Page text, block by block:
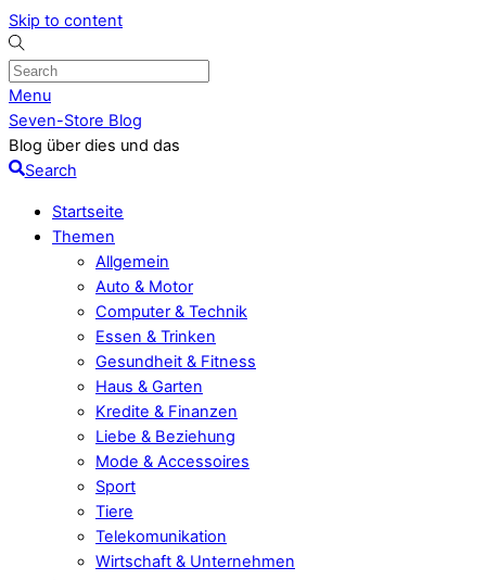
Skip to content
Menu
Seven-Store Blog
Blog über dies und das
Search
Startseite
Themen
Allgemein
Auto & Motor
Computer & Technik
Essen & Trinken
Gesundheit & Fitness
Haus & Garten
Kredite & Finanzen
Liebe & Beziehung
Mode & Accessoires
Sport
Tiere
Telekomunikation
Wirtschaft & Unternehmen